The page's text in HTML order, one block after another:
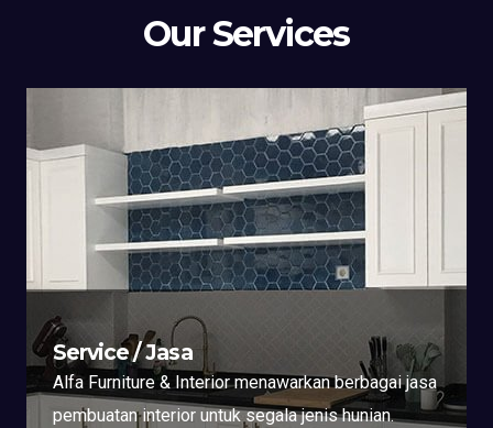
Our Services
Service / Jasa
Alfa Furniture & Interior menawarkan berbagai jasa
pembuatan interior untuk segala jenis hunian.